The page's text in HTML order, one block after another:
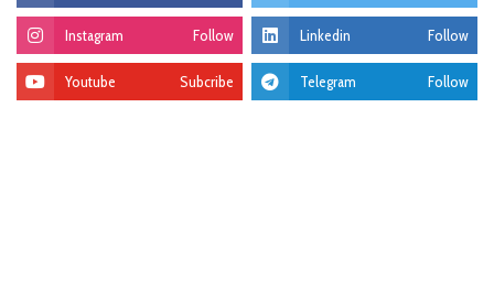
Instagram Follow Linkedin Follow
Youtube Subcribe Telegram Follow